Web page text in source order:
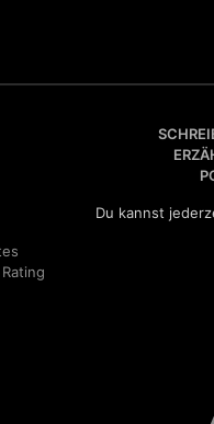
Du kannst